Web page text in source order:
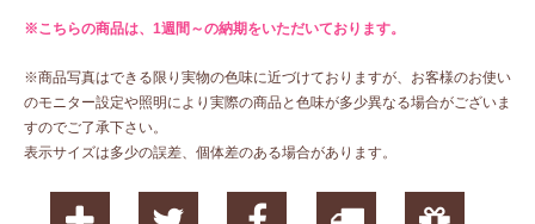
※こちらの商品は、1週間～の納期をいただいております。
※商品写真はできる限り実物の色味に近づけておりますが、お客様のお使い
のモニター設定や照明により実際の商品と色味が多少異なる場合がございま
すのでご了承下さい。
表示サイズは多少の誤差、個体差のある場合があります。